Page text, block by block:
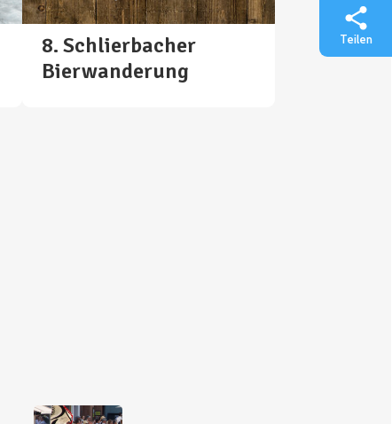
8. Schlierbacher
Bierwanderung
Teilen